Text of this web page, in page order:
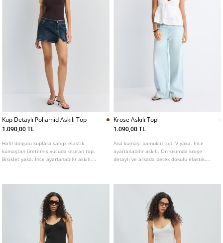
Kup Detaylı Poliamid Askılı Top
1.090,00 TL
Hafif dolgulu kuplara sahip, elastik
kumaştan üretilmiş vücuda oturan top.
Bisiklet yaka. İnce ayarlanabilir askılı.
Krose Askılı Top
1.090,00 TL
Ana kumaşı pamuklu top. V yaka. İnce
ayarlanabilir askılı. Ön kısımda kroşe
detaylı ve arkada petek dokulu elastik.